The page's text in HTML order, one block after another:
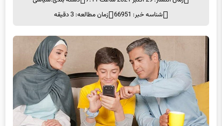
زمان انتشار: 29 اکتبر 2021 ساعت 7:11 دسته بندی: